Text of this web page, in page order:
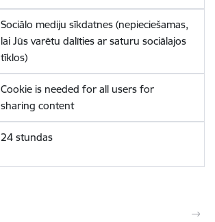
Sociālo mediju sīkdatnes (nepieciešamas,
lai Jūs varētu dalīties ar saturu sociālajos
tīklos)
Cookie is needed for all users for
sharing content
24 stundas